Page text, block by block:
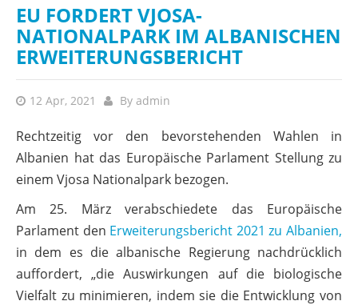
EU FORDERT VJOSA-
NATIONALPARK IM ALBANISCHEN
ERWEITERUNGSBERICHT
12 Apr, 2021 By admin
Rechtzeitig vor den bevorstehenden Wahlen in
Albanien hat das Europäische Parlament Stellung zu
einem Vjosa Nationalpark bezogen.
Am 25. März verabschiedete das Europäische
Parlament den Erweiterungsbericht 2021 zu Albanien,
in dem es die albanische Regierung nachdrücklich
auffordert, „die Auswirkungen auf die biologische
Vielfalt zu minimieren, indem sie die Entwicklung von